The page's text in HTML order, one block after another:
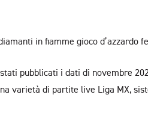
in fiamme gioco d’azzardo
pubblicati i dati di novembre
varietà di partite live Liga MX,